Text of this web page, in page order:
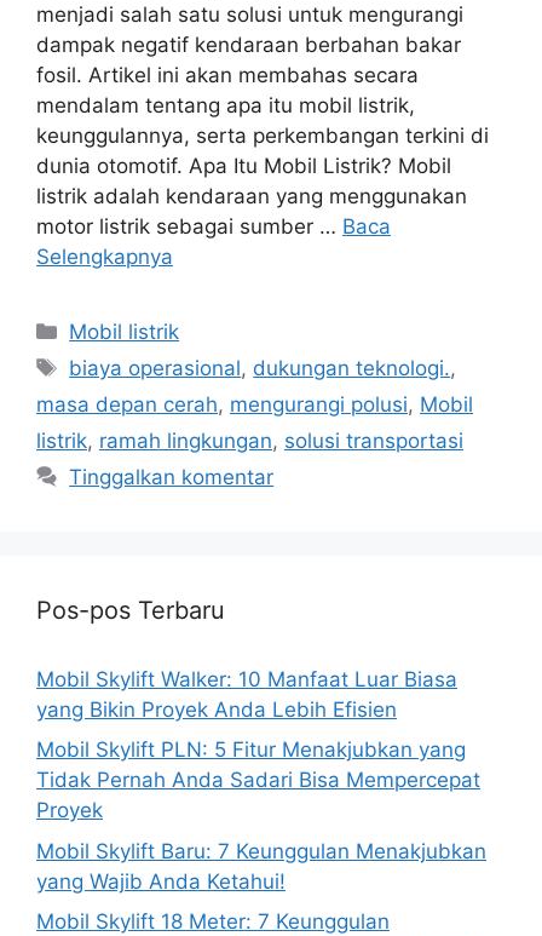
menjadi salah satu solusi untuk mengurangi
dampak negatif kendaraan berbahan bakar
fosil. Artikel ini akan membahas secara
mendalam tentang apa itu mobil listrik,
keunggulannya, serta perkembangan terkini di
dunia otomotif. Apa Itu Mobil Listrik? Mobil
listrik adalah kendaraan yang menggunakan
motor listrik sebagai sumber … Baca
Selengkapnya
Kategori
Mobil listrik
Tag
biaya operasional, dukungan teknologi.,
masa depan cerah, mengurangi polusi, Mobil
listrik, ramah lingkungan, solusi transportasi
Tinggalkan komentar
Pos-pos Terbaru
Mobil Skylift Walker: 10 Manfaat Luar Biasa
yang Bikin Proyek Anda Lebih Efisien
Mobil Skylift PLN: 5 Fitur Menakjubkan yang
Tidak Pernah Anda Sadari Bisa Mempercepat
Proyek
Mobil Skylift Baru: 7 Keunggulan Menakjubkan
yang Wajib Anda Ketahui!
Mobil Skylift 18 Meter: 7 Keunggulan